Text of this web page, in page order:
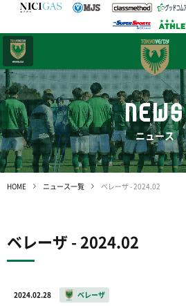
NEWS
ニュース
HOME ニュース一覧 ベレーザ - 2024.02
ベレーザ - 2024.02
2024.02.28 ベレーザ